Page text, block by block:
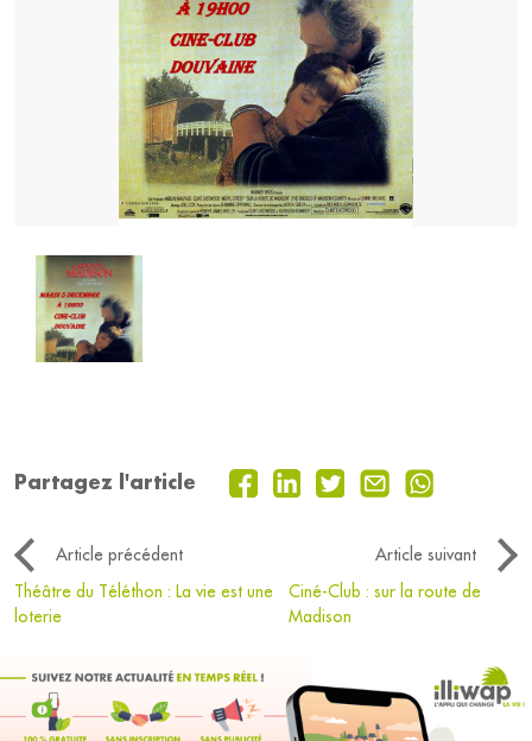
Partagez l'article
Article précédent
Article suivant
Théâtre du Téléthon : La vie est une
loterie
Ciné-Club : sur la route de
Madison